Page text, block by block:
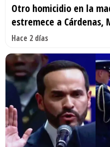
Otro homicidio en la
estremece a Cárdenas,
Hace 2 días